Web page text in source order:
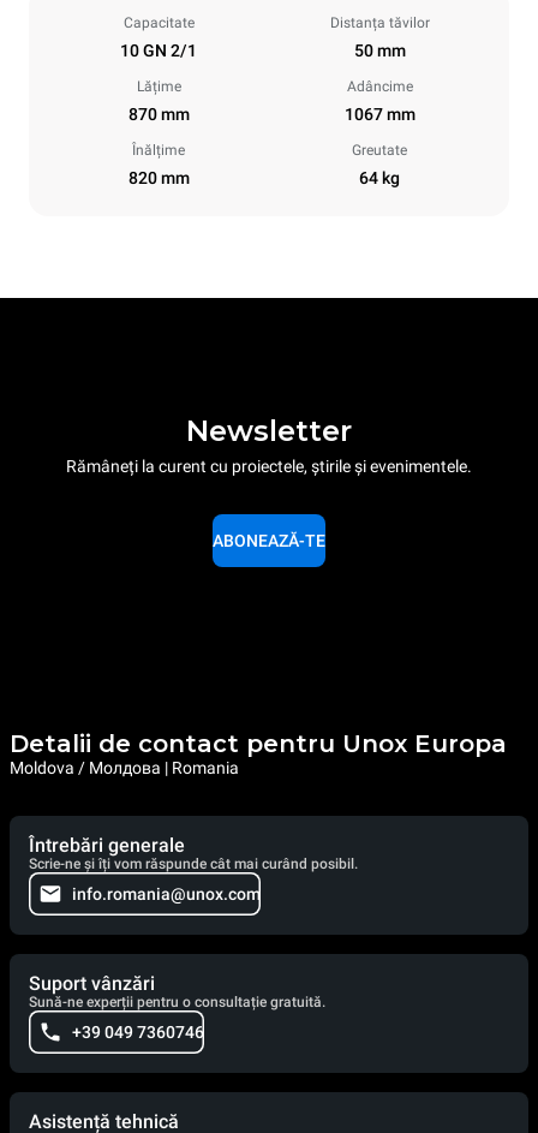
Capacitate
10 GN 2/1
Distanța tăvilor
50 mm
Lățime
870 mm
Adâncime
1067 mm
Înălțime
820 mm
Greutate
64 kg
Newsletter
Rămâneți la curent cu proiectele, știrile și evenimentele.
ABONEAZĂ-TE
Detalii de contact pentru Unox Europa
Moldova / Молдова | Romania
Întrebări generale
Scrie-ne și îți vom răspunde cât mai curând posibil.
info.romania@unox.com
Suport vânzări
Sună-ne experții pentru o consultație gratuită.
+39 049 7360746
Asistență tehnică